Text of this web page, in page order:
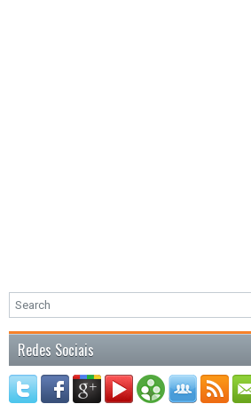
Redes Sociais